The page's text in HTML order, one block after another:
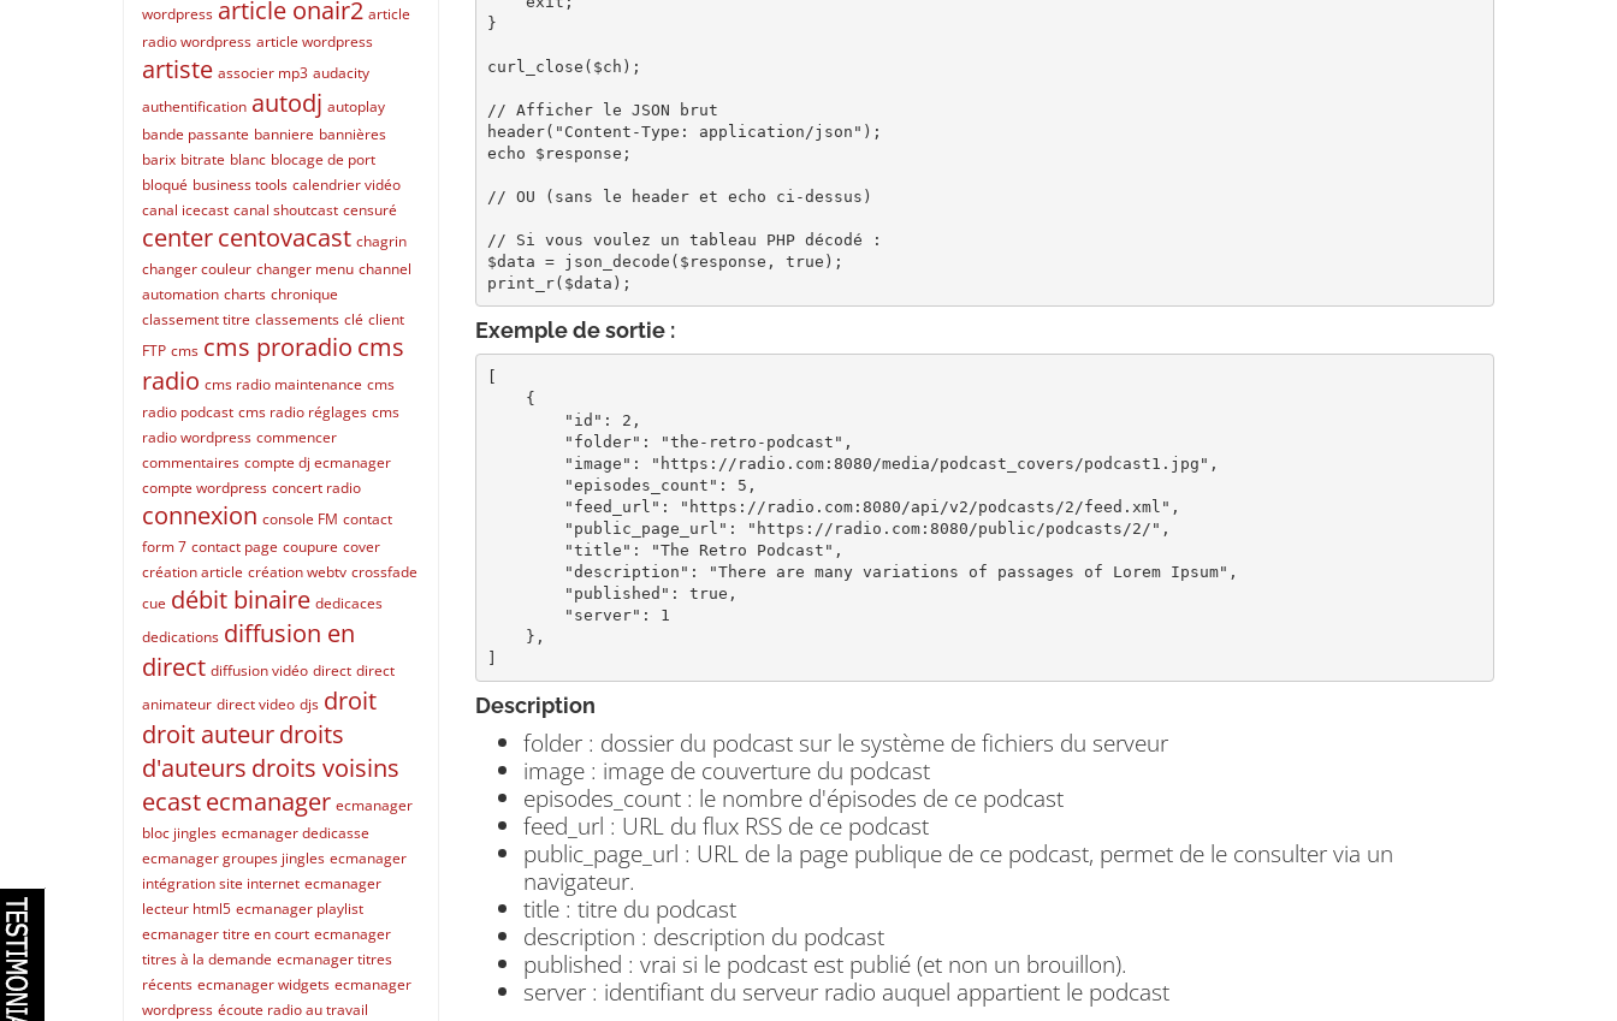
}
curl_close($ch);
// Afficher le JSON brut
header("Content-Type: application/json");
echo $response;
// OU (sans le header et echo ci-dessus)
// Si vous voulez un tableau PHP décodé :
$data = json_decode($response, true);
print_r($data);
Exemple de sortie :
[
]
Description
folder : dossier du podcast sur le système de fichiers du serveur
image : image de couverture du podcast
episodes_count : le nombre d'épisodes de ce podcast
feed_url : URL du flux RSS de ce podcast
public_page_url : URL de la page publique de ce podcast, permet de le consulter via un
navigateur.
title : titre du podcast
description : description du podcast
published : vrai si le podcast est publié (et non un brouillon).
server : identifiant du serveur radio auquel appartient le podcast
wordpress article onair2 article
radio wordpress article wordpress
artiste associer mp3 audacity
authentification autodj autoplay
bande passante banniere bannières
barix bitrate blanc blocage de port
bloqué business tools calendrier vidéo
canal icecast canal shoutcast censuré
centercentovacast chagrin
changer couleur changer menu channel
automation charts chronique
classement titre classements clé client
FTP cms cms proradio cms
radio cms radio maintenance cms
radio podcast cms radio réglages cms
radio wordpress commencer
commentaires compte dj ecmanager
compte wordpress concert radio
connexion console FM contact
form 7 contact page coupure cover
création article création webtv crossfade
cue débit binaire dedicaces
dedications diffusion en
direct diffusion vidéo direct direct
animateur direct video djs droit
droit auteurdroits
d'auteurs droits voisins
ecastecmanager ecmanager
bloc jingles ecmanager dedicasse
ecmanager groupes jingles ecmanager
intégration site internet ecmanager
lecteur html5 ecmanager playlist
ecmanager titre en court ecmanager
titres à la demande ecmanager titres
récents ecmanager widgets ecmanager
wordpress écoute radio au travail